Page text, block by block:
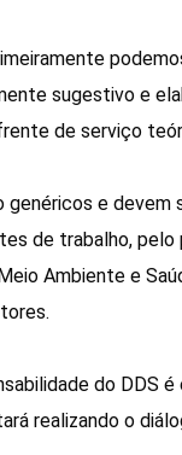
sugestivo e
de serviço
genéricos e devem
de trabalho, pelo
Ambiente e
do DDS
realizando o